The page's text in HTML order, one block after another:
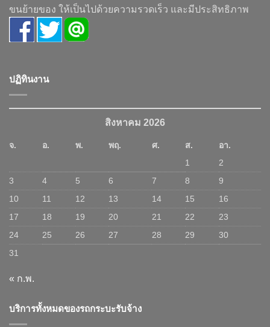
ขนย้ายของ ให้เป็นไปด้วยความรวดเร็ว และมีประสิทธิภาพ
ปฏิทินงาน
สิงหาคม 2026
จ. อ. พ. พฤ. ศ. ส.
อา.
1
2
3
4 5 6 7 8
9
10
11 12 13 14 15
16
17
18 19 20 21 22
23
24
25 26 27 28 29
30
31
« ก.พ.
บริการทั้งหมดของรถกระบะรับจ้าง